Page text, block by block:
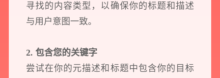
寻找的内容类型，以确保你的标题和描述
与用户意图一致。
2. 包含您的关键字
尝试在你的元描述和标题中包含你的目标